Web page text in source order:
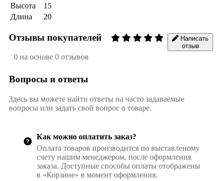
Высота
15
Длина
20
Отзывы покупателей
0 на основе 0 отзывов
Написать
отзыв
Вопросы и ответы
Здесь вы можете найти ответы на часто задаваемые
вопросы или задать свой вопрос о товаре.
Как можно оплатить заказ?
Оплата товаров производится по выставленому
счету нашим менеджером, после оформления
заказа. Доступные способы оплаты отображены
в «Корзине» в момент оформления.